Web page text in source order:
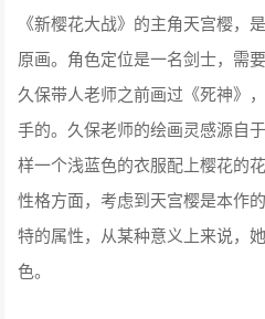
《新樱花大战》的主角天宫樱，
原画。角色定位是一名剑士，需
久保带人老师之前画过《死神》
手的。久保老师的绘画灵感源自
样一个浅蓝色的衣服配上樱花的
性格方面，考虑到天宫樱是本作
特的属性，从某种意义上来说，
色。